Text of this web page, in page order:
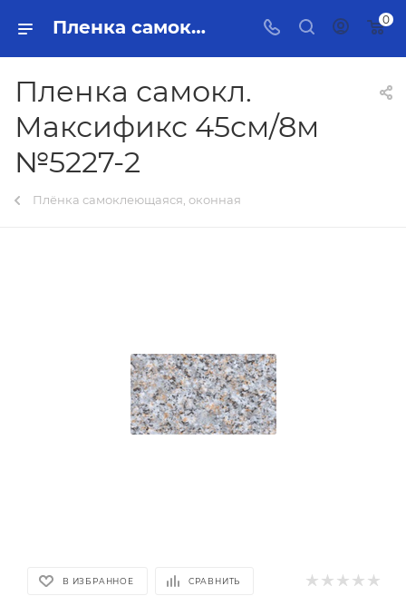
Пленка самокл. Максификс 45см/8м №5227-2 Тольятти - купить в интернет-магазине, каталог с ценами и характеристиками 0
Пленка самокл.
Максификс 45см/8м
№5227-2
Плёнка самоклеющаяся, оконная
В ИЗБРАННОЕ СРАВНИТЬ